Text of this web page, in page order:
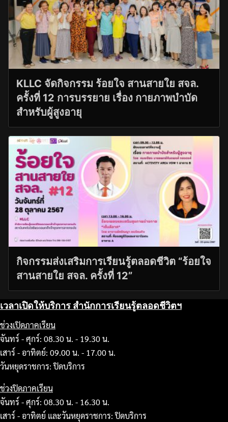
KLLC จัดกิจกรรม ร้อยใจ สานสายใย สจล.
ครั้งที่ 12 การบรรยาย เรื่อง กายภาพบำบัด
สำหรับผู้สูงอายุ
กิจกรรมส่งเสริมการเรียนรู้ตลอดชีวิต “ร้อยใจ
สานสายใย สจล. ครั้งที่ 12”
เวลาเปิดให้บริการ สำนักการเรียนรู้ตลอดชีวิตฯ
ช่วงเปิดภาคเรียน
จันทร์ - ศุกร์: 08.30 น. - 19.30 น.
เสาร์ - อาทิตย์: 09.00 น. - 17.00 น.
วันหยุดราชการ: ปิดบริการ
ช่วงปิดภาคเรียน
จันทร์ - ศุกร์: 08.30 น. - 16.30 น.
เสาร์ - อาทิตย์ และวันหยุดราชการ: ปิดบริการ